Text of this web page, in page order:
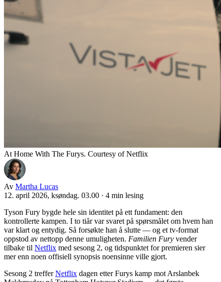
At Home With The Furys. Courtesy of Netflix
Av Martha Lucas
12. april 2026, ksøndag. 03.00 · 4 min lesing
Tyson Fury bygde hele sin identitet på ett fundament: den
kontrollerte kampen. I to tiår var svaret på spørsmålet om hvem han
var klart og entydig. Så forsøkte han å slutte — og et tv-format
oppstod av nettopp denne umuligheten. Familien Fury vender
tilbake til Netflix med sesong 2, og tidspunktet for premieren sier
mer enn noen offisiell synopsis noensinne ville gjort.
Sesong 2 trefferNetflix dagen etter Furys kamp mot Arslanbek